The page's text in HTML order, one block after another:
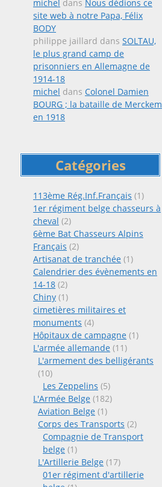
michel dans Nous dédions ce
site web à notre Papa, Félix
BODY
philippe jaillard dans SOLTAU,
le plus grand camp de
prisonniers en Allemagne de
1914-18
michel dans Colonel Damien
BOURG ; la bataille de Merckem
en 1918
Catégories
113ème Rég.Inf.Français (1)
1er régiment belge chasseurs à
cheval (2)
6ème Bat Chasseurs Alpins
Français (2)
Artisanat de tranchée (1)
Calendrier des évènements en
14-18 (2)
Chiny (1)
cimetières militaires et
monuments (4)
Hôpitaux de campagne (1)
L'armée allemande (11)
L'armement des belligérants
(10)
Les Zeppelins (5)
L'Armée Belge (182)
Aviation Belge (1)
Corps des Transports (2)
Compagnie de Transport
belge (1)
L'Artillerie Belge (17)
01er régiment d'artillerie